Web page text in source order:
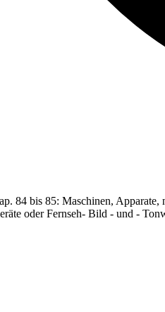
84 bis 85: Maschinen, Apparate,
oder Fernseh- Bild - und -